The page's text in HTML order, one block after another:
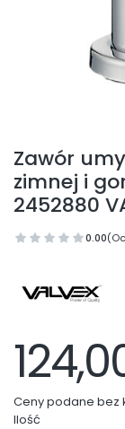
Zawór
zimnej i
2452880
0.00
Ceny podane bez
Ilość